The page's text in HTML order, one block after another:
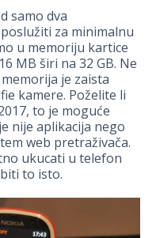
samo dva
za minimalnu
u memoriju kartice
MB širi na 32 GB. Ne
je zaista
kamere. Poželite li
to je moguće
nije aplikacija nego
web pretraživača.
ukucati u telefon
to isto.